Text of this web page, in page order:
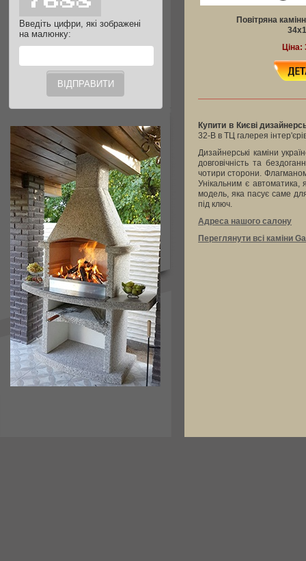
Введіть цифри, які зображені
на малюнку:
Повітряна
Ціна:
Купити в Києві
32-В в ТЦ галерея
Дизайнерські каміни
довговічність та
чотири сторони.
Унікальним є автоматика,
модель, яка пасує саме
під ключ.
Адреса нашого салону
Переглянути всі каміни